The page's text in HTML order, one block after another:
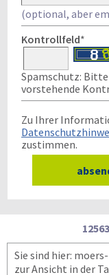
(optional, aber
Kontrollfeld*
Spamschutz:
vorstehende
Zu Ihrer
zustimmen.
12563
Sie sind hier:
zur Ansicht in der